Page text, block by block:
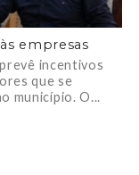
empresas
incentivos
que se
município. O...